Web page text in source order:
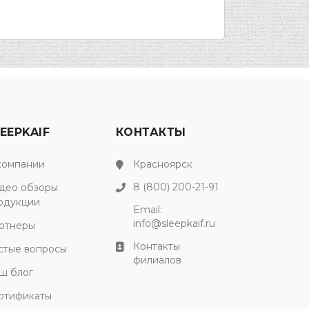
обзоры
вопросы
блог
КОНТАКТЫ
Красноярск
8 (800) 200-21-91
Email:
info@sleepkaif.ru
Контакты
филиалов